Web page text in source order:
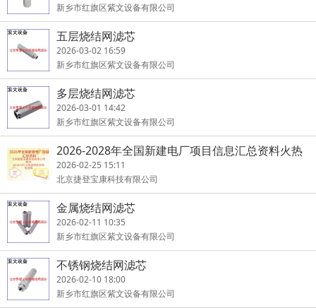
新乡市红旗区紫文设备有限公司
五层烧结网滤芯
2026-03-02 16:59
新乡市红旗区紫文设备有限公司
多层烧结网滤芯
2026-03-01 14:42
新乡市红旗区紫文设备有限公司
2026-2028年全国新建电厂项目信息汇总资料火热
订购中
2026-02-25 15:11
北京捷登宝康科技有限公司
金属烧结网滤芯
2026-02-11 10:35
新乡市红旗区紫文设备有限公司
不锈钢烧结网滤芯
2026-02-10 18:00
新乡市红旗区紫文设备有限公司